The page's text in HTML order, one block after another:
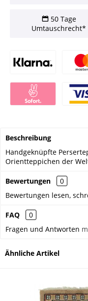
50 Tage
Umtauschrecht*
Beschreibung
Handgeknüpfte
Orientteppichen der
Bewertungen
0
Bewertungen lesen,
FAQ
0
Fragen und Antworten
Ähnliche Artikel